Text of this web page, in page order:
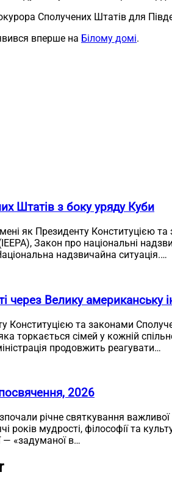
Сполучених Штатів для
вперше на Білому домі.
Штатів з боку уряду Куби
як Президенту Конституцією
Закон про національні
надзвичайна ситуація.…
Велику американську
Конституцією та законами
торкається сімей у кожній
продовжить реагувати…
2026
річне святкування
років мудрості, філософії та
— «задуманої в…